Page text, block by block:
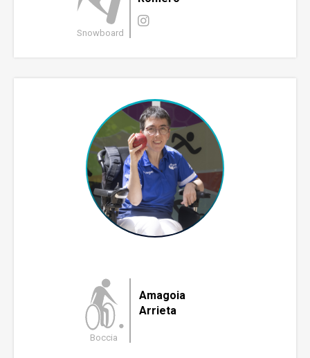
Snowboard
Boccia
Amagoia
Arrieta